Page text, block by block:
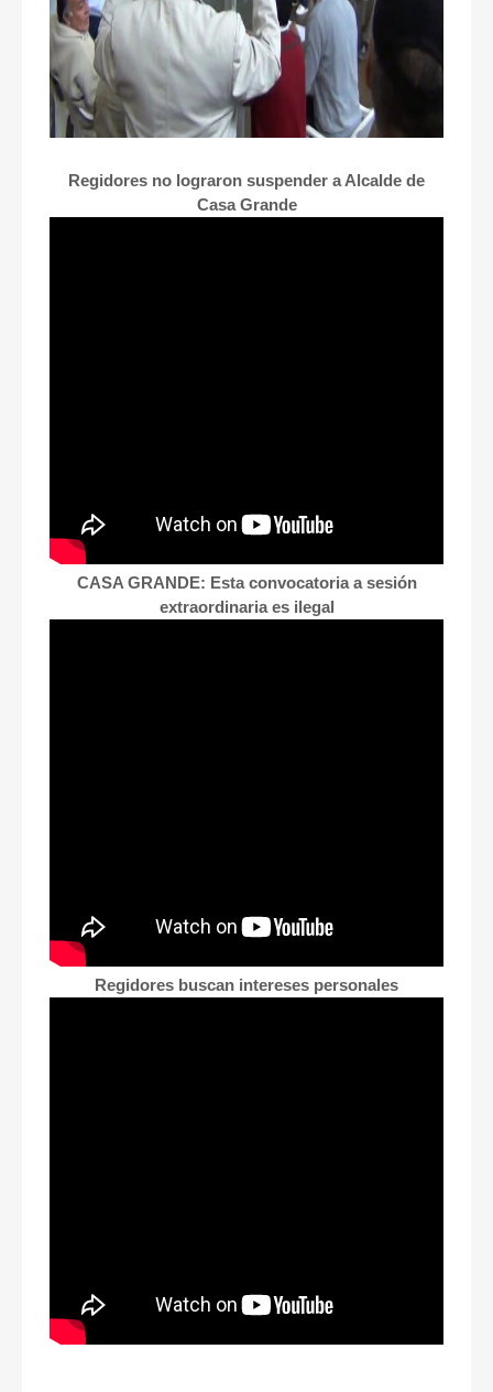
Regidores no lograron suspender a Alcalde de
Casa Grande
CASA GRANDE: Esta convocatoria a sesión
extraordinaria es ilegal
Regidores buscan intereses personales